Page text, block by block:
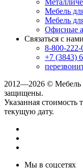
Мебель
Мебель
Офисные
Связаться с нами
8-800-222-
+7 (3843)
2012—2026 © Мебель
защищены.
Указанная стоимость
текущую дату.
Мы в соцсетях